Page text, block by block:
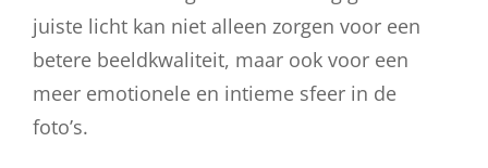
juiste licht kan niet alleen zorgen voor een
betere beeldkwaliteit, maar ook voor een
meer emotionele en intieme sfeer in de
foto’s.